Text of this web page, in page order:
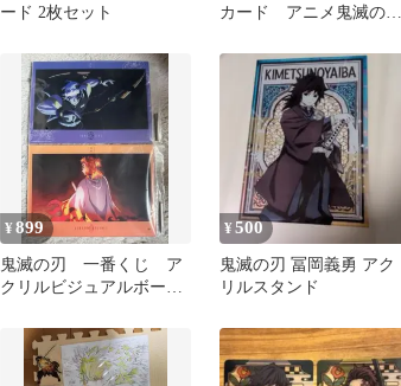
ード 2枚セット
カード アニメ鬼滅の
¥899
鬼滅の刃 一番くじ ア
クリルビジュアルボード
¥500
鬼滅の刃 冨岡義勇 アク
リルスタンド